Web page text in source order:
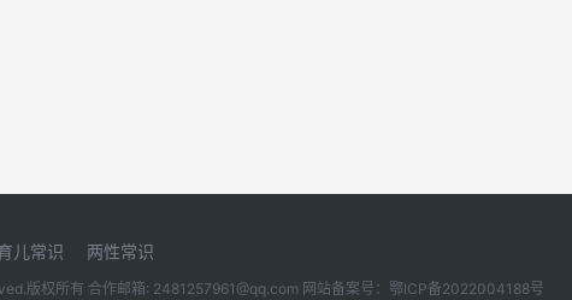
儿常识 两性常识
版权所有 合作邮箱: 2481257961@qq.com 网站备案号： 鄂ICP备2022004188号